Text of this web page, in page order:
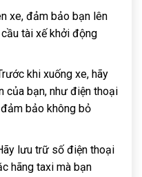
xe, đảm bảo bạn lên
tài xế khởi động
khi xuống xe, hãy
của bạn, như điện thoại
bảo không bỏ
lưu trữ số điện thoại
hãng taxi mà bạn